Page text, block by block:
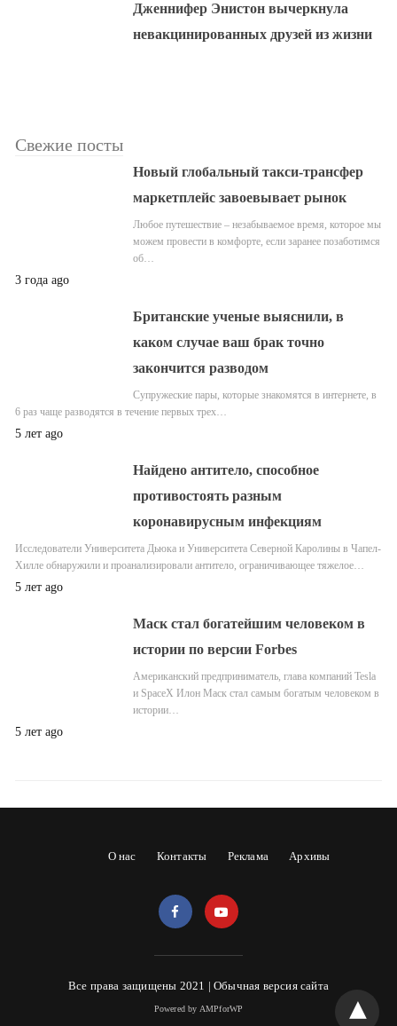
Дженнифер Энистон вычеркнула
невакцинированных друзей из жизни
Свежие посты
Новый глобальный такси-трансфер
маркетплейс завоевывает рынок
Любое путешествие – незабываемое время, которое мы
можем провести в комфорте, если заранее позаботимся
об…
3 года ago
Британские ученые выяснили, в
каком случае ваш брак точно
закончится разводом
Супружеские пары, которые знакомятся в интернете, в
6 раз чаще разводятся в течение первых трех…
5 лет ago
Найдено антитело, способное
противостоять разным
коронавирусным инфекциям
Исследователи Университета Дьюка и Университета Северной Каролины в Чапел-
Хилле обнаружили и проанализировали антитело, ограничивающее тяжелое…
5 лет ago
Маск стал богатейшим человеком в
истории по версии Forbes
Американский предприниматель, глава компаний Tesla
и SpaceX Илон Маск стал самым богатым человеком в
истории…
5 лет ago
О нас Контакты Реклама Архивы
Все права защищены 2021 |Обычная версия сайта
Powered by AMPforWP